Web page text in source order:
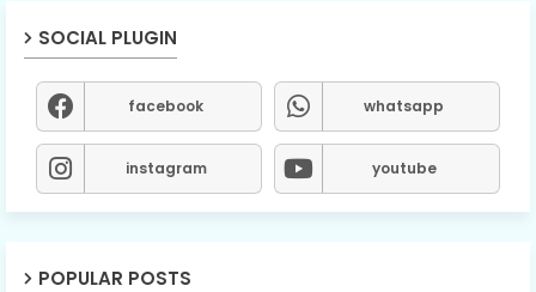
SOCIAL PLUGIN
facebook whatsapp
instagram youtube
POPULAR POSTS